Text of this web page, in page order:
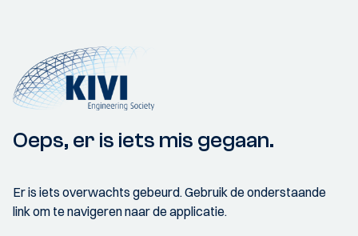
Oeps, er is iets mis gegaan.
Er is iets overwachts gebeurd. Gebruik de onderstaande
link om te navigeren naar de applicatie.